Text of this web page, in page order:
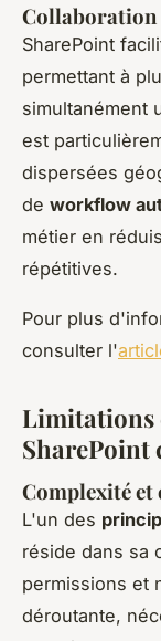
Collaboration
SharePoint
permettant à
simultanément
est
dispersées
de workflow
métier en
répétitives.
Pour plus
consulter l'
Limitations
SharePoint
Complexité et
L'un des
réside dans sa
permissions et
déroutante,